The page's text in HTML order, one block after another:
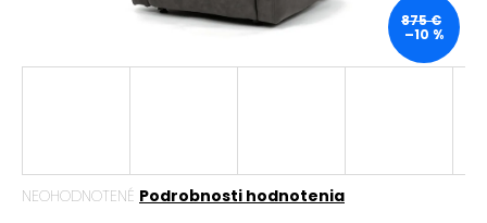
Priemerné
NEOHODNOTENÉ Podrobnosti hodnotenia
875 €
–10 %